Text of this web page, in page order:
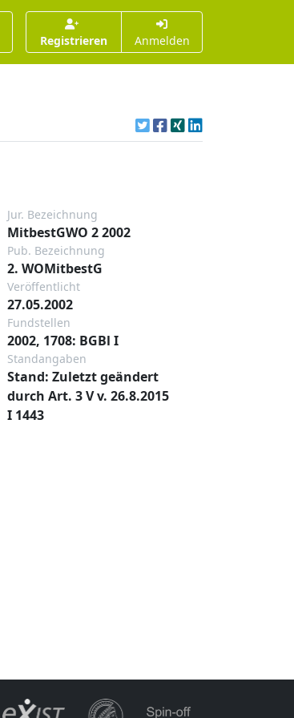
Registrieren Anmelden
Jur. Bezeichnung
MitbestGWO 2 2002
Pub. Bezeichnung
2. WOMitbestG
Veröffentlicht
27.05.2002
Fundstellen
2002, 1708: BGBl I
Standangaben
Stand: Zuletzt geändert
durch Art. 3 V v. 26.8.2015
I 1443